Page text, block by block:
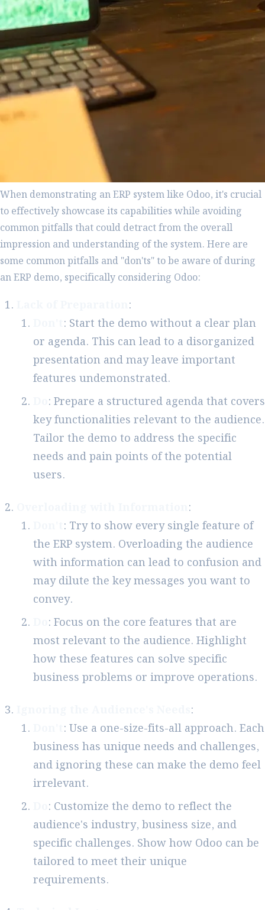
When demonstrating an ERP system like Odoo, it's crucial
to effectively showcase its capabilities while avoiding
common pitfalls that could detract from the overall
impression and understanding of the system. Here are
some common pitfalls and "don'ts" to be aware of during
an ERP demo, specifically considering Odoo:
:
: Start the demo without a clear plan
or agenda. This can lead to a disorganized
presentation and may leave important
features undemonstrated.
: Prepare a structured agenda that covers
key functionalities relevant to the audience.
Tailor the demo to address the specific
needs and pain points of the potential
users.
:
: Try to show every single feature of
the ERP system. Overloading the audience
with information can lead to confusion and
may dilute the key messages you want to
convey.
: Focus on the core features that are
most relevant to the audience. Highlight
how these features can solve specific
business problems or improve operations.
:
: Use a one-size-fits-all approach. Each
business has unique needs and challenges,
and ignoring these can make the demo feel
irrelevant.
: Customize the demo to reflect the
audience's industry, business size, and
specific challenges. Show how Odoo can be
tailored to meet their unique
requirements.